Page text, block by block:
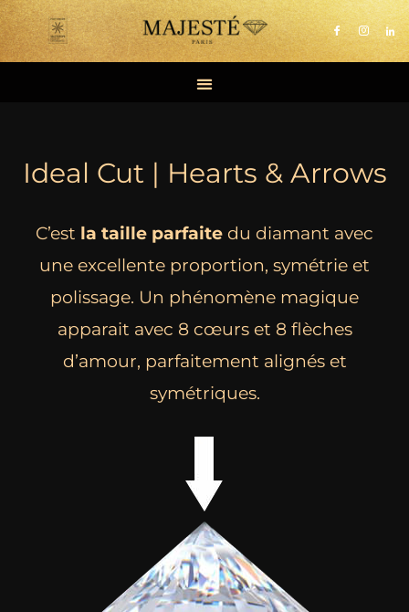
Aller
au
contenu
Ideal Cut | Hearts & Arrows
C’est la taille parfaite du diamant avec
une excellente proportion, symétrie et
polissage. Un phénomène magique
apparait avec 8 cœurs et 8 flèches
d’amour, parfaitement alignés et
symétriques.